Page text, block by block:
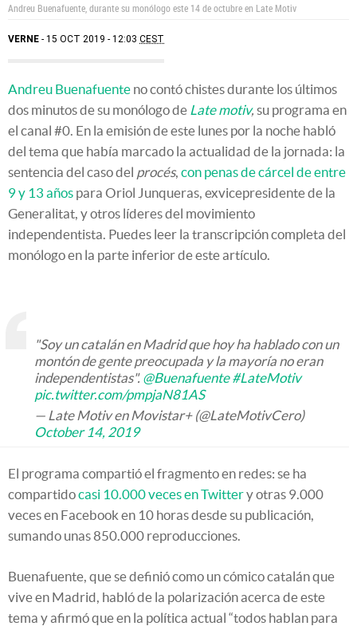
Andreu Buenafuente, durante su monólogo este 14 de octubre en Late Motiv
VERNE 15 OCT 2019 - 12:03 CEST
Andreu Buenafuente no contó chistes durante los últimos
dos minutos de su monólogo de Late motiv, su programa en
el canal #0. En la emisión de este lunes por la noche habló
del tema que había marcado la actualidad de la jornada: la
sentencia del caso del procés, con penas de cárcel de entre
9 y 13 años para Oriol Junqueras, exvicepresidente de la
Generalitat, y otros líderes del movimiento
independentista. Puedes leer la transcripción completa del
monólogo en la parte inferior de este artículo.
"Soy un catalán en Madrid que hoy ha hablado con un
montón de gente preocupada y la mayoría no eran
independentistas". @Buenafuente #LateMotiv
pic.twitter.com/pmpjaN81AS
— Late Motiv en Movistar+ (@LateMotivCero)
October 14, 2019
El programa compartió el fragmento en redes: se ha
compartidocasi 10.000 veces en Twittery otras 9.000
veces en Facebook en 10 horas desde su publicación,
sumando unas 850.000 reproducciones.
Buenafuente, que se definió como un cómico catalán que
vive en Madrid, habló de la polarización acerca de este
tema y afirmó que en la política actual “todos hablan para